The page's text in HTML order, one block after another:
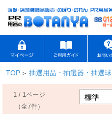
TOP > 抽選用品・抽選器・抽選球
1 / 1ページ
（全7件）